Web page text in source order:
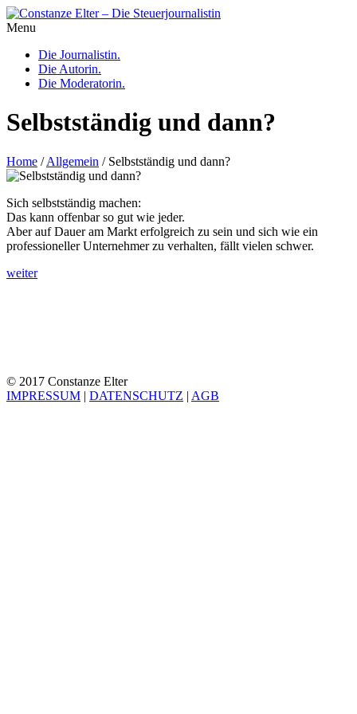
Menu
Die Journalistin.
Die Autorin.
Die Moderatorin.
Selbstständig und dann?
Home /Allgemein / Selbstständig und dann?
Sich selbstständig machen:
Das kann offenbar so gut wie jeder.
Aber auf Dauer am Markt erfolgreich zu sein und sich wie ein
professioneller Unternehmer zu verhalten, fällt vielen schwer.
weiter
© 2017 Constanze Elter
IMPRESSUM | DATENSCHUTZ | AGB